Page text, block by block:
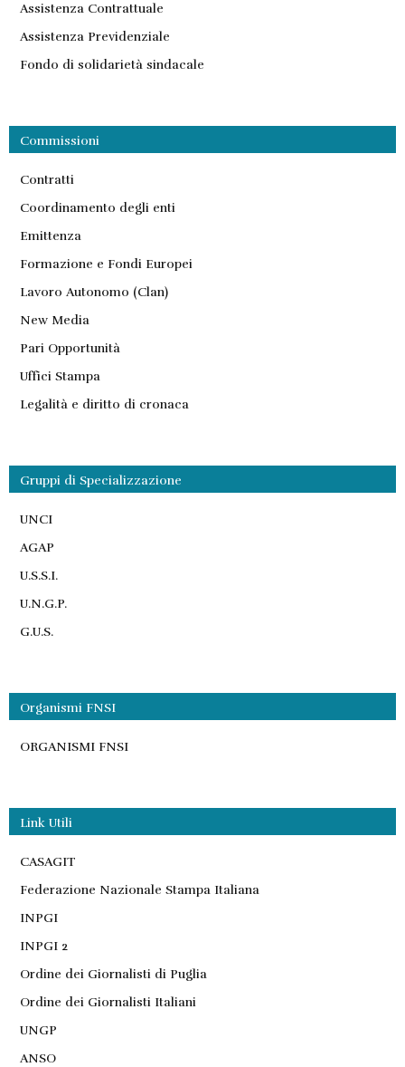
Assistenza Contrattuale
Assistenza Previdenziale
Fondo di solidarietà sindacale
Commissioni
Contratti
Coordinamento degli enti
Emittenza
Formazione e Fondi Europei
Lavoro Autonomo (Clan)
New Media
Pari Opportunità
Uffici Stampa
Legalità e diritto di cronaca
Gruppi di Specializzazione
UNCI
AGAP
U.S.S.I.
U.N.G.P.
G.U.S.
Organismi FNSI
ORGANISMI FNSI
Link Utili
CASAGIT
Federazione Nazionale Stampa Italiana
INPGI
INPGI 2
Ordine dei Giornalisti di Puglia
Ordine dei Giornalisti Italiani
UNGP
ANSO